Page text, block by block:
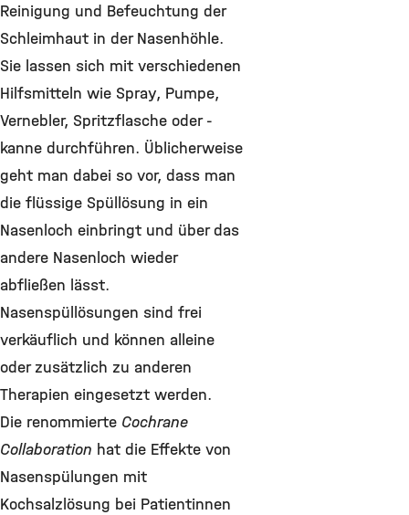
Reinigung und Befeuchtung der
Schleimhaut in der Nasenhöhle.
Sie lassen sich mit verschiedenen
Hilfsmitteln wie Spray, Pumpe,
Vernebler, Spritzflasche oder -
kanne durchführen. Üblicherweise
geht man dabei so vor, dass man
die flüssige Spüllösung in ein
Nasenloch einbringt und über das
andere Nasenloch wieder
abfließen lässt.
Nasenspüllösungen sind frei
verkäuflich und können alleine
oder zusätzlich zu anderen
Therapien eingesetzt werden.
Die renommierte Cochrane
Collaboration hat die Effekte von
Nasenspülungen mit
Kochsalzlösung bei Patientinnen